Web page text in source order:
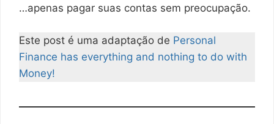
…apenas pagar suas contas sem preocupação.
Este post é uma adaptação de Personal
Finance has everything and nothing to do with
Money!